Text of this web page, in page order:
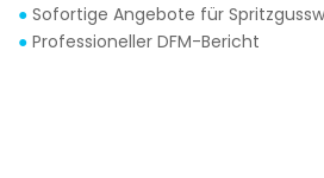
● Sofortige Angebote für
● Professioneller DFM-Bericht